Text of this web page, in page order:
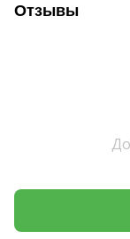
Отзывы